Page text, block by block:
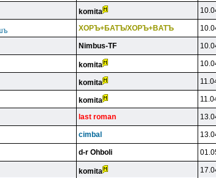
komita
XOPЪ+БATЪ/XOPЪ+BATЪ
Nimbus-TF
komita
komita
komita
last roman
cimbal
d-r Ohboli
komita